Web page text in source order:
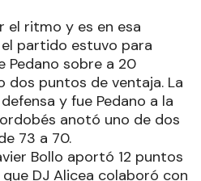
el ritmo y es en esa
partido estuvo para
Pedano sobre a 20
dos puntos de ventaja. La
y fue Pedano a la
anotó uno de dos
73 a 70.
Bollo aportó 12 puntos
DJ Alicea colaboró con